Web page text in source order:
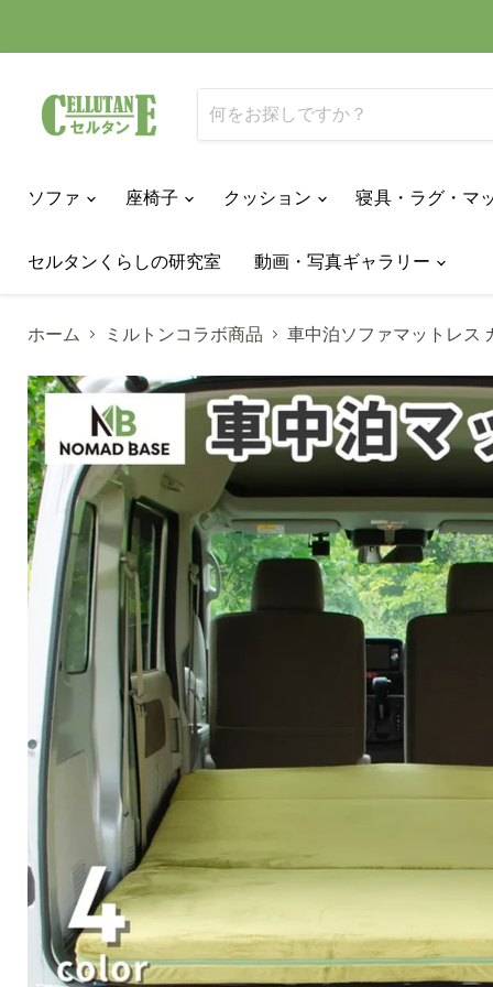
ソファ 座椅子 クッション 寝具・ラグ・マ
セルタンくらしの研究室 動画・写真ギャラリー
ホーム ミルトンコラボ商品 車中泊ソファマットレス